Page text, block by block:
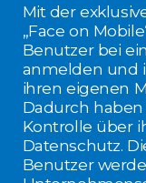
Mit der
„Face on
Benutzer bei
anmelden und
ihren eigenen
Dadurch
Kontrolle über
Datenschutz.
Benutzer